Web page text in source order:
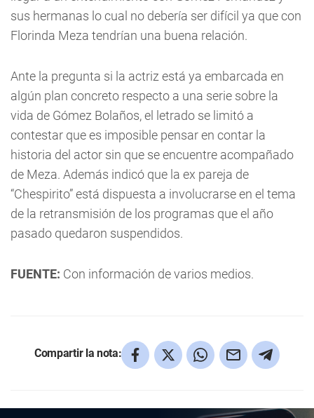
sus hermanas lo cual no debería ser difícil ya que con
Florinda Meza tendrían una buena relación.
Ante la pregunta si la actriz está ya embarcada en
algún plan concreto respecto a una serie sobre la
vida de Gómez Bolaños, el letrado se limitó a
contestar que es imposible pensar en contar la
historia del actor sin que se encuentre acompañado
de Meza. Además indicó que la ex pareja de
“Chespirito” está dispuesta a involucrarse en el tema
de la retransmisión de los programas que el año
pasado quedaron suspendidos.
FUENTE: Con información de varios medios.
Compartir la nota: